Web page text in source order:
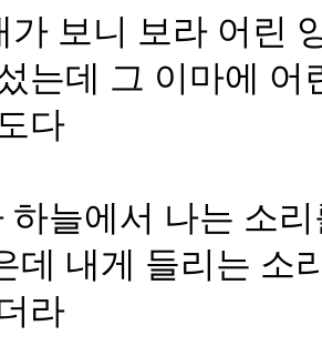
가 보니 보라 어린
는데 그 이마에
다
하늘에서 나는 소
데 내게 들리는 소
라